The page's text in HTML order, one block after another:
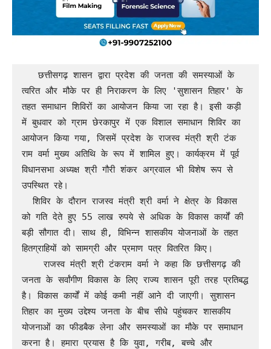
   छत्तीसगढ़ शासन द्वारा प्रदेश की जनता की समस्याओं के
त्वरित और मौके पर ही निराकरण के लिए 'सुशासन तिहार' के
तहत समाधान शिविरों का आयोजन किया जा रहा है। इसी कड़ी
में बुधवार को ग्राम छेरकापुर में एक विशाल समाधान शिविर का
आयोजन किया गया, जिसमें प्रदेश के राजस्व मंत्री श्री टंक
राम वर्मा मुख्य अतिथि के रूप में शामिल हुए। कार्यक्रम में पूर्व
विधानसभा अध्यक्ष श्री गौरी शंकर अग्रवाल भी विशेष रूप से
उपस्थित रहे।
  ​शिविर के दौरान राजस्व मंत्री श्री वर्मा ने क्षेत्र के विकास
को गति देते हुए 55 लाख रुपये से अधिक के विकास कार्यों की
बड़ी सौगात दी। साथ ही, विभिन्न शासकीय योजनाओं के तहत
हितग्राहियों को सामग्री और प्रमाण पत्र वितरित किए।
    राजस्व मंत्री श्री टंकराम वर्मा ने कहा कि छत्तीसगढ़ की
जनता के सर्वांगीण विकास के लिए राज्य शासन पूरी तरह प्रतिबद्ध
है। विकास कार्यों में कोई कमी नहीं आने दी जाएगी। सुशासन
तिहार का मुख्य उद्देश्य जनता के बीच सीधे पहुंचकर शासकीय
योजनाओं का फीडबैक लेना और समस्याओं का मौके पर समाधान
करना है। हमारा प्रयास है कि युवा, गरीब, बच्चे और